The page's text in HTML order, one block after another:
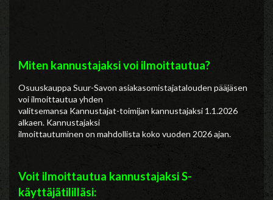
Miten kannustajaksi voi ilmoittautua?
Osuuskauppa Suur-Savon asiakasomistajatalouden pääjäsen
voi ilmoittautua yhden
valitsemansa Kannustajat-toimijan kannustajaksi 1.1.2026
alkaen. Kannustajaksi
ilmoittautuminen on mahdollista koko vuoden 2026 ajan.
Voit ilmoittautua kannustajaksi S-
käyttäjätililläsi: